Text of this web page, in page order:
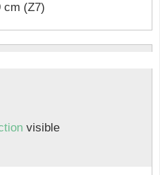
cm (Z7)
visible